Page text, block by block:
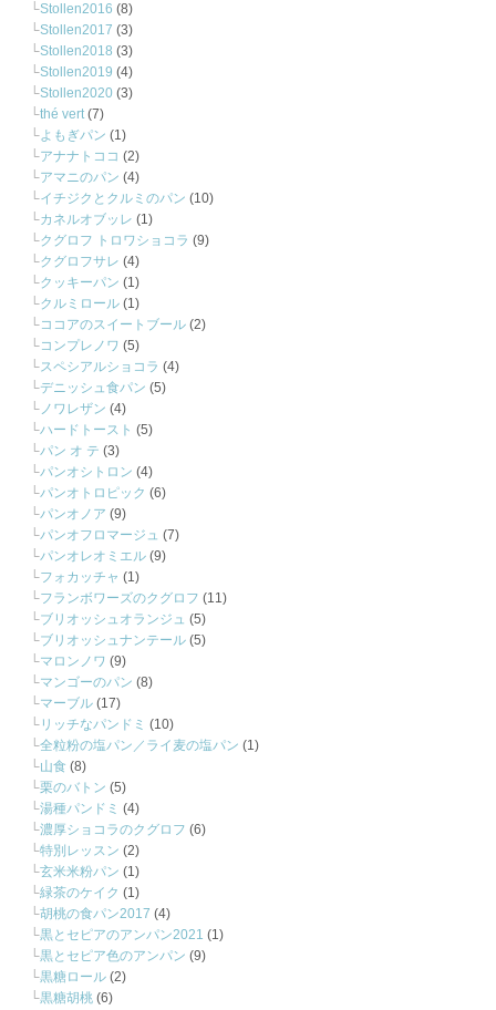
Stollen2016 (8)
Stollen2017 (3)
Stollen2018 (3)
Stollen2019 (4)
Stollen2020 (3)
thé vert(7)
よもぎパン (1)
アナナトココ (2)
アマニのパン (4)
イチジクとクルミのパン (10)
カネルオブッレ (1)
クグロフ トロワショコラ (9)
クグロフサレ (4)
クッキーパン (1)
クルミロール (1)
ココアのスイートブール (2)
コンプレノワ (5)
スペシアルショコラ (4)
デニッシュ食パン (5)
ノワレザン (4)
ハードトースト (5)
パン オ テ (3)
パンオシトロン (4)
パンオトロピック (6)
パンオノア (9)
パンオフロマージュ (7)
パンオレオミエル (9)
フォカッチャ (1)
フランボワーズのクグロフ (11)
ブリオッシュオランジュ (5)
ブリオッシュナンテール (5)
マロンノワ (9)
マンゴーのパン (8)
マーブル (17)
リッチなパンドミ (10)
全粒粉の塩パン／ライ麦の塩パン (1)
山食 (8)
栗のバトン (5)
湯種パンドミ (4)
濃厚ショコラのクグロフ (6)
特別レッスン (2)
玄米米粉パン (1)
緑茶のケイク (1)
胡桃の食パン2017 (4)
黒とセピアのアンパン2021 (1)
黒とセピア色のアンパン (9)
黒糖ロール (2)
黒糖胡桃 (6)